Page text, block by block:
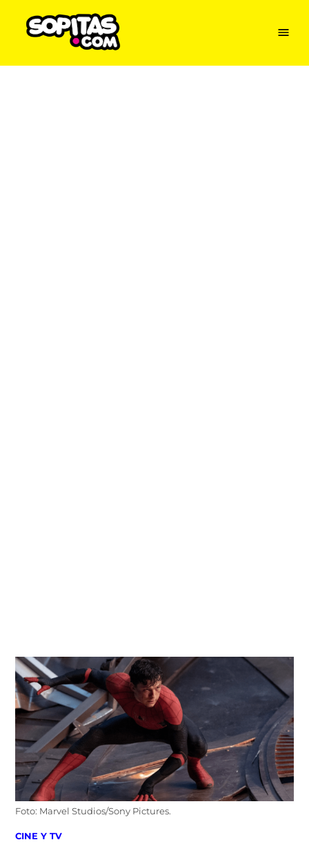
content
Menu
Foto: Marvel Studios/Sony Pictures.
POSTED
CINE Y TV